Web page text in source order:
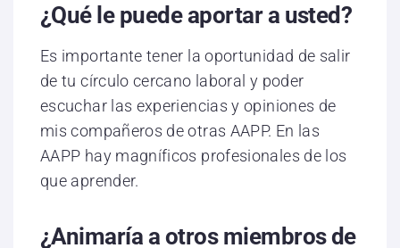
¿Qué le puede aportar a usted?
Es importante tener la oportunidad de salir
de tu círculo cercano laboral y poder
escuchar las experiencias y opiniones de
mis compañeros de otras AAPP. En las
AAPP hay magníficos profesionales de los
que aprender.
¿Animaría a otros miembros de